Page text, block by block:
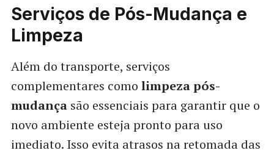
Serviços de Pós-Mudança e
Limpeza
Além do transporte, serviços
complementares como limpeza pós-
mudançasão essenciais para garantir que o
novo ambiente esteja pronto para uso
imediato. Isso evita atrasos na retomada das